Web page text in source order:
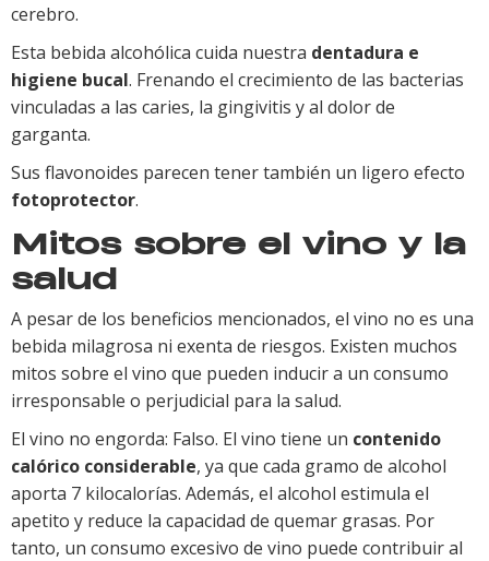
cerebro.
Esta bebida alcohólica cuida nuestra dentadura e
higiene bucal. Frenando el crecimiento de las bacterias
vinculadas a las caries, la gingivitis y al dolor de
garganta.
Sus flavonoides parecen tener también un ligero efecto
fotoprotector.
Mitos sobre el vino y la
salud
A pesar de los beneficios mencionados, el vino no es una
bebida milagrosa ni exenta de riesgos. Existen muchos
mitos sobre el vino que pueden inducir a un consumo
irresponsable o perjudicial para la salud.
El vino no engorda: Falso. El vino tiene un contenido
calórico considerable, ya que cada gramo de alcohol
aporta 7 kilocalorías. Además, el alcohol estimula el
apetito y reduce la capacidad de quemar grasas. Por
tanto, un consumo excesivo de vino puede contribuir al